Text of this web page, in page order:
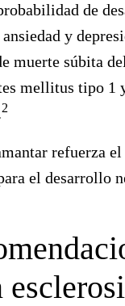
de
y
muerte súbita
mellitus tipo 1
2
refuerza
el desarrollo